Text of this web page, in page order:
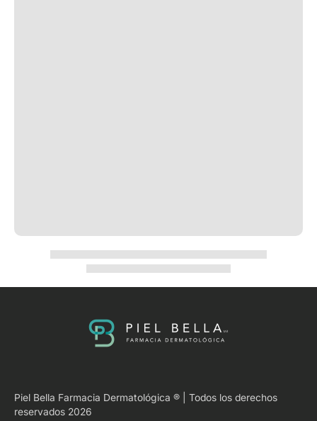
Piel Bella Farmacia Dermatológica ® | Todos los derechos
reservados 2026